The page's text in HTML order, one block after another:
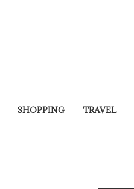
SHOPPING TRAVEL